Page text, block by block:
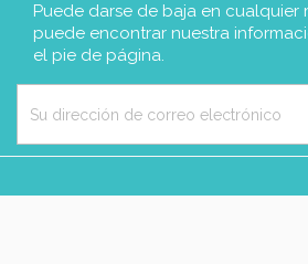
Puede darse de baja en cualquier
puede encontrar nuestra
el pie de página.